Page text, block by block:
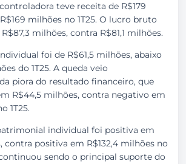
teve receita de R$179
milhões no 1T25. O lucro bruto
milhões, contra R$81,1 milhões.
foi de R$61,5 milhões, abaixo
do 1T25. A queda veio
piora do resultado financeiro, que
R$44,5 milhões, contra negativo em
1T25.
individual foi positiva em
contra positiva em R$132,4 milhões no
continuou sendo o principal suporte do